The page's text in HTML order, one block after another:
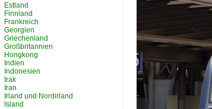
Estland
Finnland
Frankreich
Georgien
Griechenland
Großbritannien
Hongkong
Indien
Indonesien
Irak
Iran
Irland und Nordirland
Island